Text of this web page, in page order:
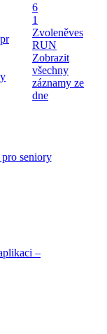
6
1
Zvoleněves
RUN
Zobrazit
všechny
záznamy ze
dne
pro seniory
–